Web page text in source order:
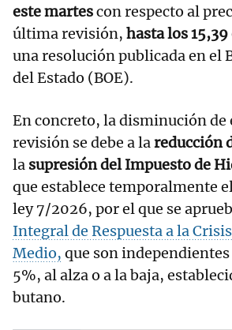
este martescon respecto al
última revisión, hasta los
una resolución publicada en el
del Estado (BOE).
En concreto, la disminución de
revisión se debe a lareducción
la supresión del Impuesto de
que establece temporalmente
ley 7/2026, por el que se
Integral de Respuesta a la
Medio, que son
5%, al alza o a la baja,
butano.